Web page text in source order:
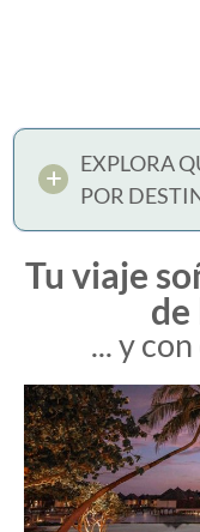
EXPLORA
POR
Tu viaje
de
... y